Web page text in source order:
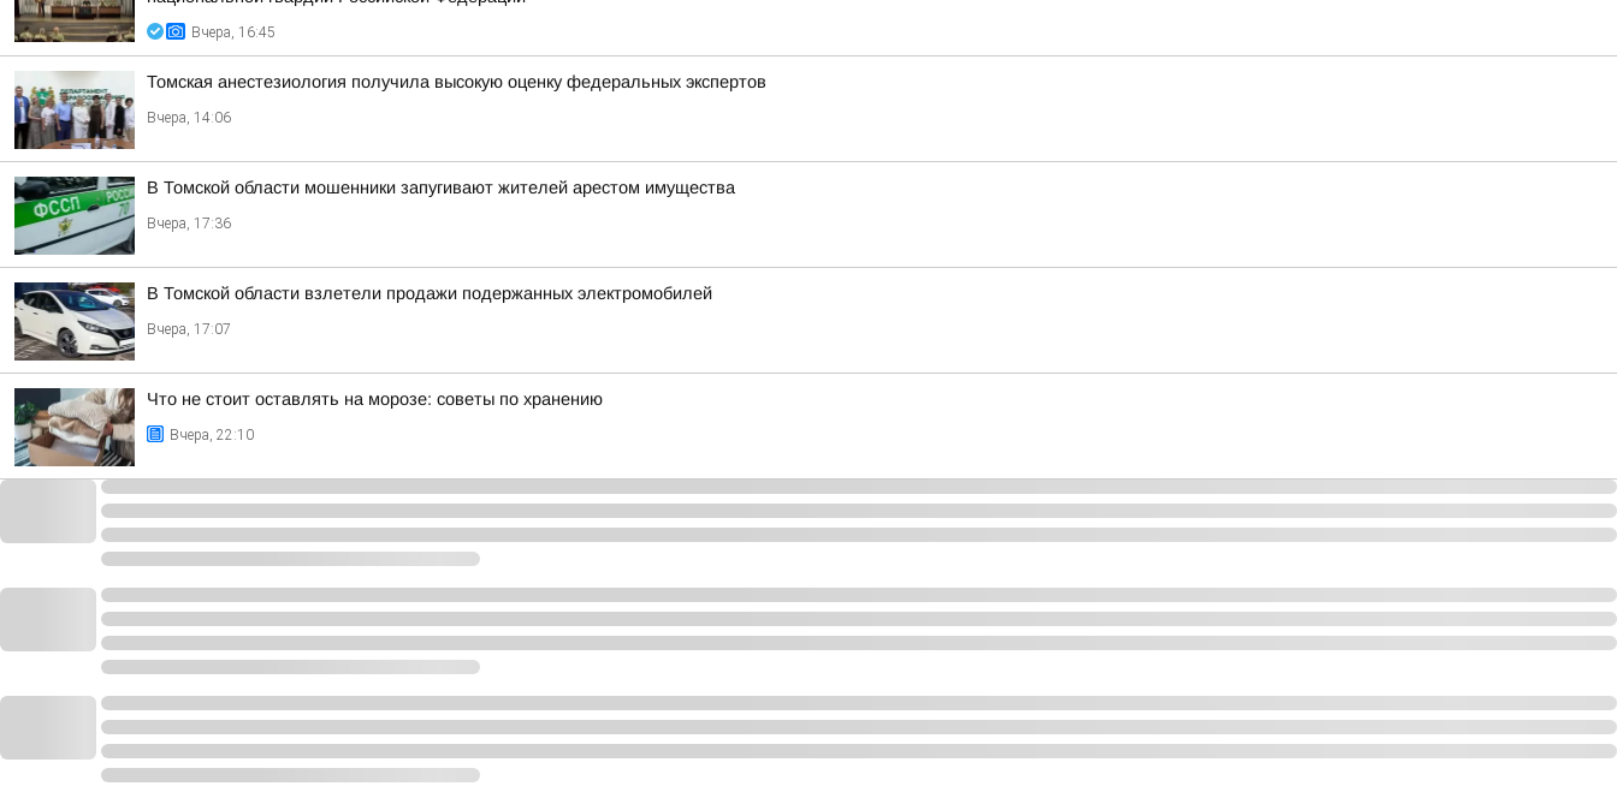
Вчера, 16:45
Томская анестезиология получила высокую оценку федеральных экспертов
Вчера, 14:06
В Томской области мошенники запугивают жителей арестом имущества
Вчера, 17:36
В Томской области взлетели продажи подержанных электромобилей
Вчера, 17:07
Что не стоит оставлять на морозе: советы по хранению
Вчера, 22:10